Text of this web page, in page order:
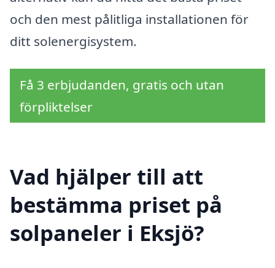
och den mest pålitliga installationen för
ditt solenergisystem.
Få 3 erbjudanden, gratis och utan
förpliktelser
Vad hjälper till att
bestämma priset på
solpaneler i Eksjö?